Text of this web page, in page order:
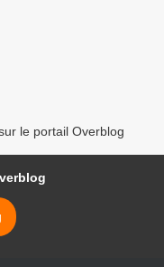
le portail Overblog